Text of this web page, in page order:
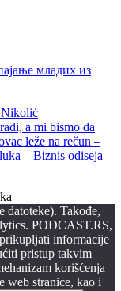
младих из
Nikolić
a mi bismo da
leže na rečun –
– Biznis odiseja
datoteke). Takođe,
PODCAST.RS,
informacije
pristup takvim
korišćenja
web stranice, kao i